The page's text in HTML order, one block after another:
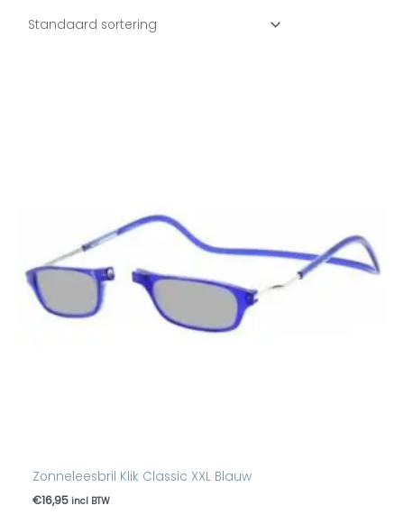
Zonneleesbril Klik Classic XXL Blauw
€16,95 incl BTW